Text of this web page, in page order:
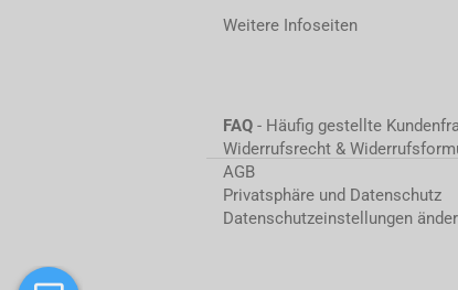
Weitere Infoseiten
FAQ - Häufig gestellte
Widerrufsrecht &
AGB
Privatsphäre und Datenschutz
Datenschutzeinstellungen